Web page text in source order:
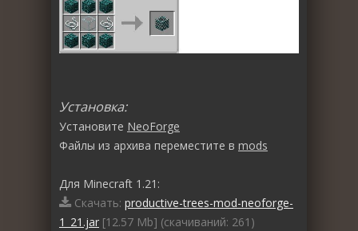
Установка:
Установите NeoForge
Файлы из архива переместите в mods
Для Minecraft 1.21:
Скачать: productive-trees-mod-neoforge-
1_21.jar [12.57 Mb] (cкачиваний: 261)